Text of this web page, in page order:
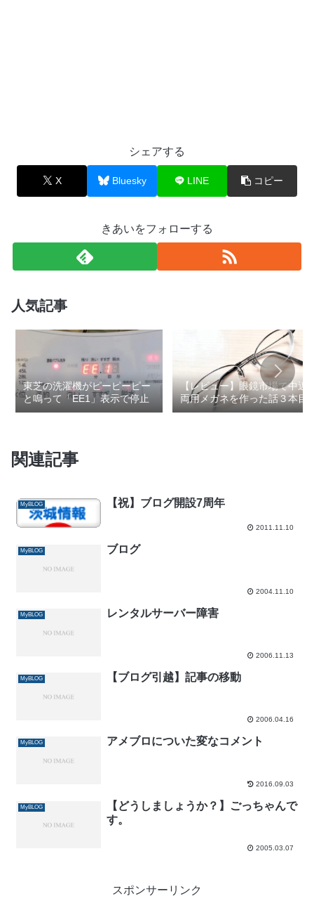
シェアする
X Bluesky LINE コピー
きあいをフォローする
人気記事
東芝の洗濯機がピーピーピー
と鳴って「EE1」表示で停止
【レビュー】眼鏡市場で中近
両用メガネを作った話３本目
関連記事
MyBLOG 【祝】ブログ開設7周年
2011.11.10
MyBLOG ブログ
2004.11.10
MyBLOG レンタルサーバー障害
2006.11.13
MyBLOG 【ブログ引越】記事の移動
2006.04.16
MyBLOG アメブロについた変なコメント
2016.09.03
MyBLOG
【どうしましょうか？】ごっちゃんで
す。
2005.03.07
スポンサーリンク